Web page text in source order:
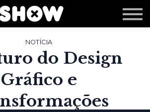
Shop
Revista Zupi
Editais
Login
NOTÍCIA
do Design
Gráfico e